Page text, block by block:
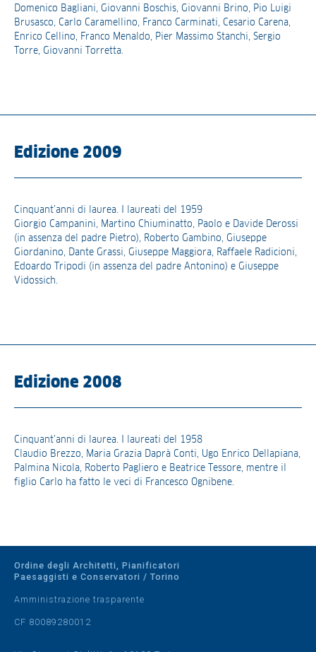
Domenico Bagliani, Giovanni Boschis, Giovanni Brino, Pio Luigi
Brusasco, Carlo Caramellino, Franco Carminati, Cesario Carena,
Enrico Cellino, Franco Menaldo, Pier Massimo Stanchi, Sergio
Torre, Giovanni Torretta.
Edizione 2009
Cinquant’anni di laurea. I laureati del 1959
Giorgio Campanini, Martino Chiuminatto, Paolo e Davide Derossi
(in assenza del padre Pietro), Roberto Gambino, Giuseppe
Giordanino, Dante Grassi, Giuseppe Maggiora, Raffaele Radicioni,
Edoardo Tripodi (in assenza del padre Antonino) e Giuseppe
Vidossich.
Edizione 2008
Cinquant’anni di laurea. I laureati del 1958
Claudio Brezzo, Maria Grazia Daprà Conti, Ugo Enrico Dellapiana,
Palmina Nicola, Roberto Pagliero e Beatrice Tessore, mentre il
figlio Carlo ha fatto le veci di Francesco Ognibene.
Ordine degli Architetti, Pianificatori
Paesaggisti e Conservatori / Torino
Amministrazione trasparente
CF 80089280012